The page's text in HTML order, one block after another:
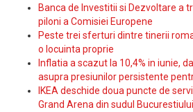
Banca de Investitii si Dezvoltare a
piloni a Comisiei Europene
Peste trei sferturi dintre tinerii
o locuinta proprie
Inflatia a scazut la 10,4% in iunie,
asupra presiunilor persistente
IKEA deschide doua puncte de
Grand Arena din sudul Bucurestiului